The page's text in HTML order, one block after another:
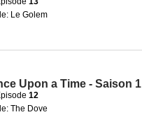
Le Golem
Upon a Time - Saison 1
12
The Dove